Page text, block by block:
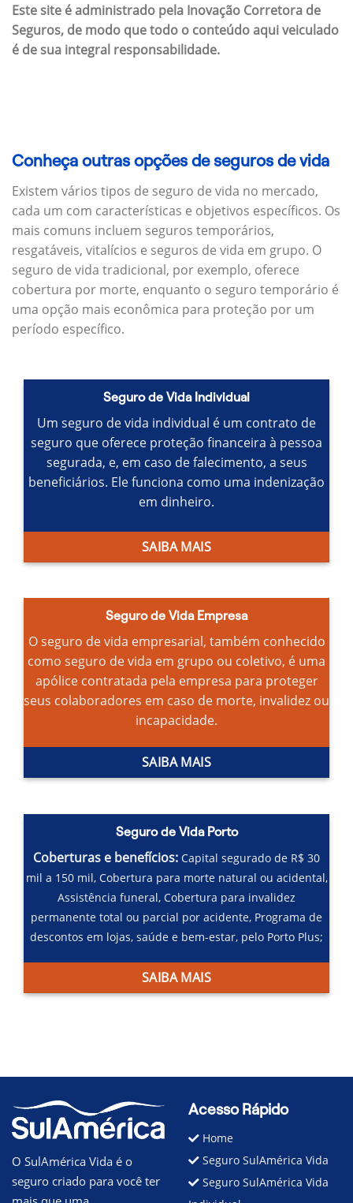
Este site é administrado pela Inovação Corretora de
Seguros, de modo que todo o conteúdo aqui veiculado
é de sua integral responsabilidade.
Conheça outras opções de seguros de vida
Existem vários tipos de seguro de vida no mercado,
cada um com características e objetivos específicos. Os
mais comuns incluem seguros temporários,
resgatáveis, vitalícios e seguros de vida em grupo. O
seguro de vida tradicional, por exemplo, oferece
cobertura por morte, enquanto o seguro temporário é
uma opção mais econômica para proteção por um
período específico.
Seguro de Vida Individual
Um seguro de vida individual é um contrato de
seguro que oferece proteção financeira à pessoa
segurada, e, em caso de falecimento, a seus
beneficiários. Ele funciona como uma indenização
em dinheiro.
SAIBA MAIS
Seguro de Vida Empresa
O seguro de vida empresarial, também conhecido
como seguro de vida em grupo ou coletivo, é uma
apólice contratada pela empresa para proteger
seus colaboradores em caso de morte, invalidez ou
incapacidade.
SAIBA MAIS
Seguro de Vida Porto
Coberturas e benefícios: Capital segurado de R$ 30
mil a 150 mil, Cobertura para morte natural ou acidental,
Assistência funeral,Cobertura para invalidez
permanente total ou parcial por acidente, Programa de
descontos em lojas, saúde e bem-estar, pelo Porto Plus;
SAIBA MAIS
O SulAmérica Vida é o
seguro criado para você ter
Acesso Rápido
Home
Seguro SulAmérica Vida
Seguro SulAmérica Vida